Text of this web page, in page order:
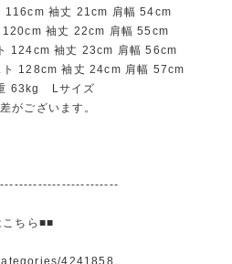
袖丈 21cm 肩幅 54cm
袖丈 22cm 肩幅 55cm
124cm 袖丈 23cm 肩幅 56cm
128cm 袖丈 24cm 肩幅 57cm
63kg Lサイズ
がございます。
こちら■■
4241858